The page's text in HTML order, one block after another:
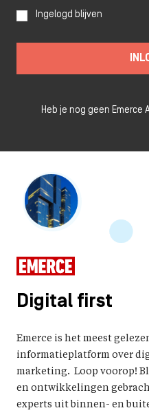
Digital first
Emerce is het meest
informatieplatform over
marketing. Loop voorop!
en ontwikkelingen
experts uit binnen- en
Ingelogd blijven
Heb je nog geen Emerce